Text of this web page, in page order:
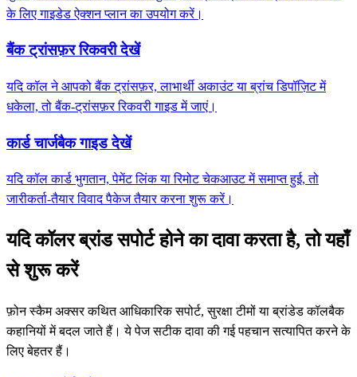
के लिए गाइडेड ऐक्शन प्लान का उपयोग करें।
बैंक ट्रांसफ़र रिकवरी देखें
यदि कॉल ने आपको बैंक ट्रांसफ़र, लाभार्थी अकाउंट या ब्रांच डिपॉज़िट में
धकेला, तो बैंक-ट्रांसफ़र रिकवरी गाइड में जाएं।
कार्ड चार्जबैक गाइड देखें
यदि कॉल कार्ड भुगतान, पेमेंट लिंक या रिमोट चेकआउट में समाप्त हुई, तो
जारीकर्ता-तैयार विवाद पैकेज तैयार करना शुरू करें।
यदि कॉलर ब्रांड सपोर्ट होने का दावा करता है, तो यहाँ
से शुरू करें
फ़ोन स्कैम अक्सर कथित आधिकारिक सपोर्ट, सुरक्षा टीमों या ब्रांडेड कॉलबैक
कहानियों में बदल जाते हैं। ये पेज सटीक दावा की गई पहचान सत्यापित करने के
लिए बेहतर हैं।